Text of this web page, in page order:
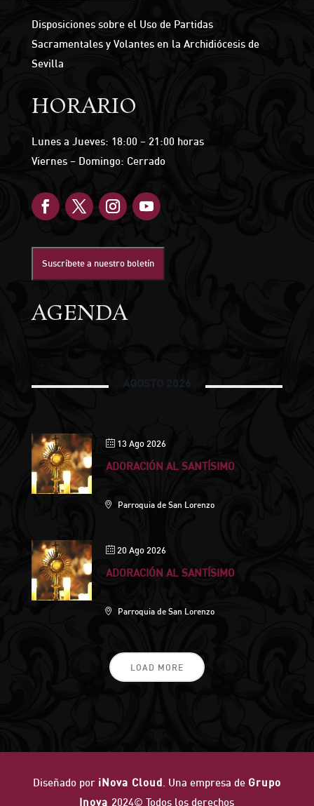
Disposiciones sobre el Uso de Partidas
Sacramentales y Volantes en la Archidiócesis de
Sevilla
HORARIO
Lunes a Jueves: 18:00 – 21:00 horas
Viernes – Domingo: Cerrado
Suscríbete a nuestro boletín
AGENDA
AGOSTO 2026
13 Ago 2026
ADORACIÓN AL SANTÍSIMO
Parroquia de San Lorenzo
20 Ago 2026
ADORACIÓN AL SANTÍSIMO
Parroquia de San Lorenzo
LOAD MORE
Diseñado por iNova Cloud . Una empresa de Grupo
Inova 2024© Todos los derechos